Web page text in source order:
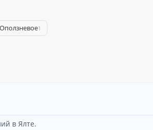
1
в Ялте.